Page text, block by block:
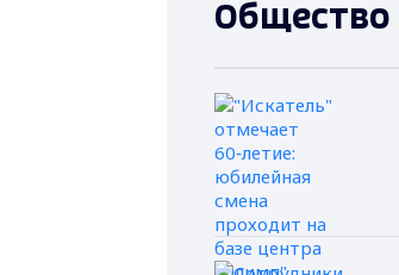
Общество